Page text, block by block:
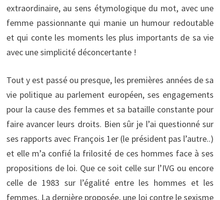
extraordinaire, au sens étymologique du mot, avec une
femme passionnante qui manie un humour redoutable
et qui conte les moments les plus importants de sa vie
avec une simplicité déconcertante !
Tout y est passé ou presque, les premières années de sa
vie politique au parlement européen, ses engagements
pour la cause des femmes et sa bataille constante pour
faire avancer leurs droits. Bien sûr je l’ai questionné sur
ses rapports avec François 1er (le président pas l’autre..)
et elle m’a confié la frilosité de ces hommes face à ses
propositions de loi. Que ce soit celle sur l’IVG ou encore
celle de 1983 sur l’égalité entre les hommes et les
femmes. La dernière proposée, une loi contre le sexisme